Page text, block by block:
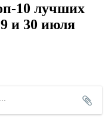
10 лучших
и 30 июля